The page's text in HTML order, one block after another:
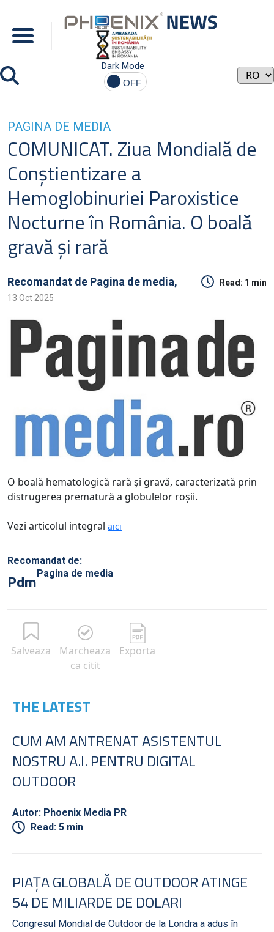
Dark Mode
PAGINA DE MEDIA
COMUNICAT. Ziua Mondială de
Conştientizare a
Hemoglobinuriei Paroxistice
Nocturne în România. O boală
gravă şi rară
Recomandat de Pagina de media, Read: 1 min
13 Oct 2025
O boală hematologică rară şi gravă, caracterizată prin
distrugerea prematură a globulelor roşii.
Vezi articolul integral aici
Recomandat de:
Pdm Pagina de media
Salveaza
Marcheaza
ca citit
Exporta
THE LATEST
CUM AM ANTRENAT ASISTENTUL
NOSTRU A.I. PENTRU DIGITAL
OUTDOOR
Autor: Phoenix Media PR
Read: 5 min
PIAȚA GLOBALĂ DE OUTDOOR ATINGE
54 DE MILIARDE DE DOLARI
Congresul Mondial de Outdoor de la Londra a adus în